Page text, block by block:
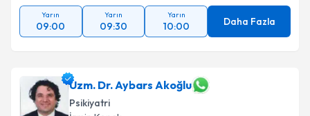
Yarın
09:00
Yarın
09:30
Yarın
10:00 Daha Fazla
Uzm. Dr. Aybars Akoğlu
Psikiyatri